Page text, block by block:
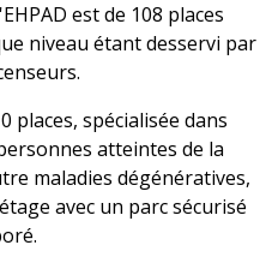
est de 108 places
niveau étant desservi par
places, spécialisée dans
atteintes de la
maladies dégénératives,
avec un parc sécurisé